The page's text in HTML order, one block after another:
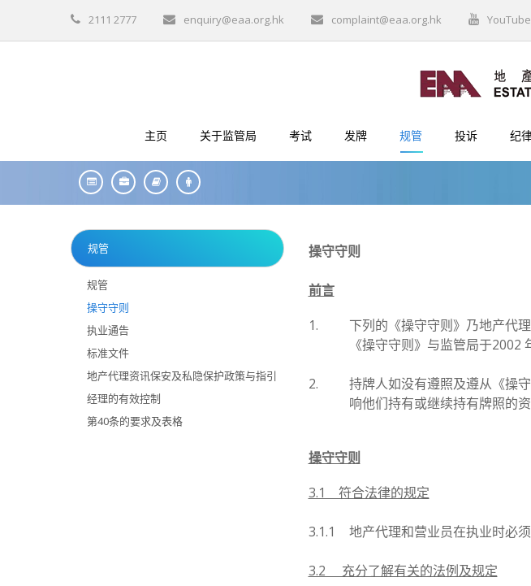
2111 2777 enquiry@eaa.org.hk complaint@eaa.org.hk
主页 关于监管局 考试 发牌 规管 投诉 纪
规管
规管
操守守则
执业通告
标准文件
地产代理资讯保安及私隐保护政策与指引
经理的有效控制
第40条的要求及表格
操守守则
前言
1.
下列的《操守守则》乃地产代
《操守守则》与监管局于2002
2.
持牌人如没有遵照及遵从《操
响他们持有或继续持有牌照的
操守守则
3.1 符合法律的规定
3.1.1 地产代理和营业员在执业时必
3.2 充分了解有关的法例及规定